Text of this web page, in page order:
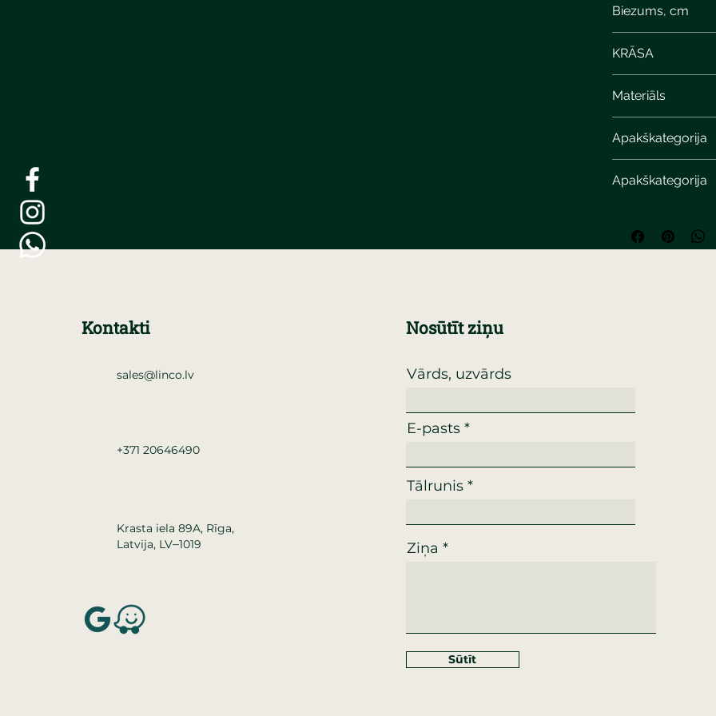
Biezums, cm
KRĀSA
Materiāls
Apakškategorija
Apakškategorija
Kontakti
sales@linco.lv
+371 20646490
Krasta iela 89A, Rīga,
Latvija, LV–1019
Nosūtīt ziņu
Vārds, uzvārds
E-pasts
Tālrunis
Ziņa
Sūtīt